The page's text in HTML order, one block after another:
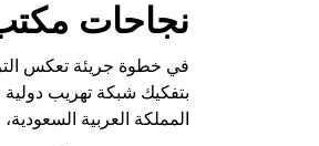
نجاحات
في خطوة جريئة تعكس
بتفكيك شبكة تهريب دولية
المملكة العربية